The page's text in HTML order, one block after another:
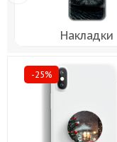
Накладки
-25%